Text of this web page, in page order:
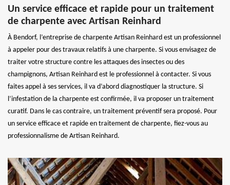
Un service efficace et rapide pour un traitement
de charpente avec Artisan Reinhard
À Bendorf, l’entreprise de charpente Artisan Reinhard est un professionnel
à appeler pour des travaux relatifs à une charpente. Si vous envisagez de
traiter votre structure contre les attaques des insectes ou des
champignons, Artisan Reinhard est le professionnel à contacter. Si vous
faites appel à ses services, il va d’abord diagnostiquer la structure. Si
l’infestation de la charpente est confirmée, il va proposer un traitement
curatif. Dans le cas contraire, un traitement préventif sera proposé. Pour
un service efficace et rapide en traitement de charpente, fiez-vous au
professionnalisme de Artisan Reinhard.